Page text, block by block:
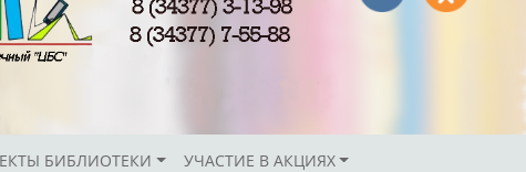
БИБЛИОТЕКИ
УЧАСТИЕ В АКЦИЯХ